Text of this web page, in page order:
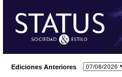
Ediciones Anteriores